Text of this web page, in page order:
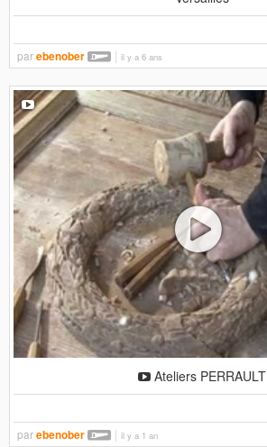
parebenober il y a 6 ans
Ateliers PERRAULT
parebenober il y a 1 an